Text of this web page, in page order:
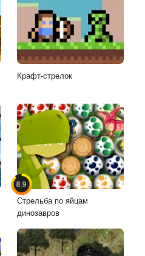
Крафт-стрелок
8.9
Стрельба по яйцам
динозавров